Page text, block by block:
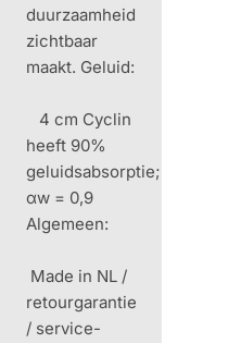
duurzaamheid
zichtbaar
maakt. Geluid:
4 cm Cyclin
heeft 90%
geluidsabsorptie;
αw = 0,9
Algemeen:
Made in NL /
retourgarantie
/ service-